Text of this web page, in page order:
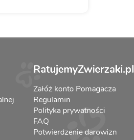
RatujemyZwierzaki.pl
Załóż konto Pomagacza
Regulamin
Polityka prywatności
FAQ
Potwierdzenie darowizn